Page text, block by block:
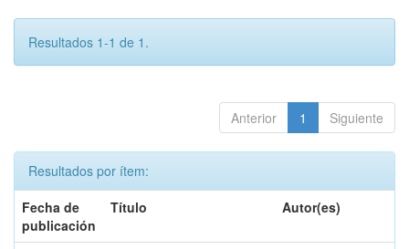
Resultados 1-1 de 1.
Anterior 1 Siguiente
Resultados por ítem:
Fecha de
publicación
Título Autor(es)